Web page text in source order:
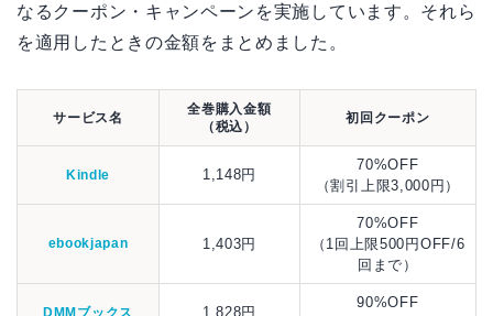
なるクーポン・キャンペーンを実施しています。それら
を適用したときの金額をまとめました。
サービス名
全巻購入金額
（税込）
初回クーポン
Kindle 1,148円
70%OFF
（割引上限3,000円）
ebookjapan 1,403円
70%OFF
（1回上限500円OFF/6
回まで）
DMMブックス 1,828円
90%OFF